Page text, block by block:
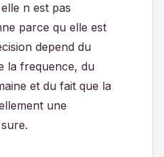
n est pas
parce qu elle est
depend du
la frequence, du
et du fait que la
une